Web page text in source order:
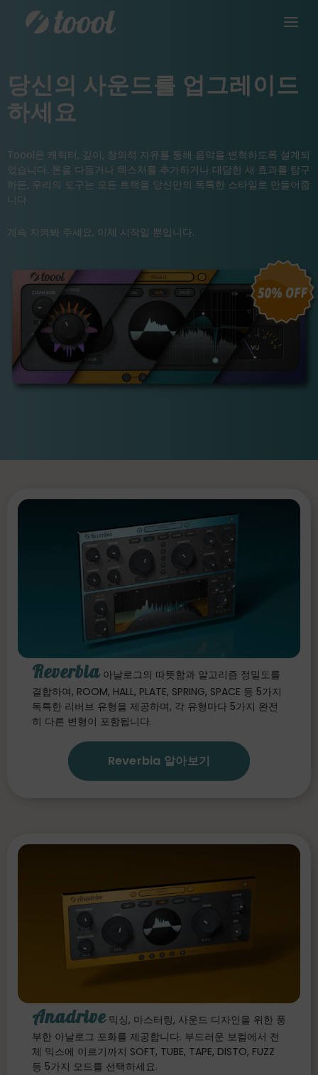
당신의 사운드를 업그레이드
하세요
Toool은 캐릭터, 깊이, 창의적 자유를 통해 음악을 변혁하도록 설계되
었습니다. 톤을 다듬거나 텍스처를 추가하거나 대담한 새 효과를 탐구
하든, 우리의 도구는 모든 트랙을 당신만의 독특한 스타일로 만들어줍
니다.
계속 지켜봐 주세요, 이제 시작일 뿐입니다.
Reverbia 아날로그의 따뜻함과 알고리즘 정밀도를
결합하여, ROOM, HALL, PLATE, SPRING, SPACE 등 5가지
독특한 리버브 유형을 제공하며, 각 유형마다 5가지 완전
히 다른 변형이 포함됩니다.
Reverbia 알아보기
Anadrive 믹싱, 마스터링, 사운드 디자인을 위한 풍
부한 아날로그 포화를 제공합니다. 부드러운 보컬에서 전
체 믹스에 이르기까지 SOFT, TUBE, TAPE, DISTO, FUZZ
등 5가지 모드를 선택하세요.